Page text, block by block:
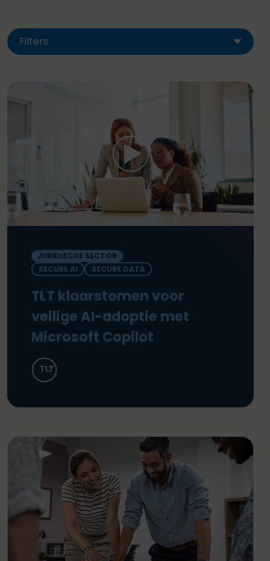
Filters
JURIDISCHE SECTOR
SECURE AI
SECURE DATA
TLT klaarstomen voor
veilige AI-adoptie met
Microsoft Copilot